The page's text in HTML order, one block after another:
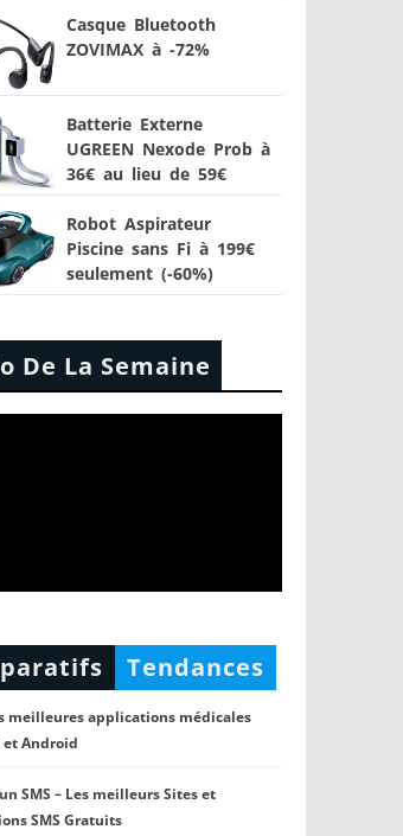
Casque Bluetooth
ZOVIMAX à -72%
Batterie Externe
UGREEN Nexode Prob à
36€ au lieu de 59€
Robot Aspirateur
Piscine sans Fi à 199€
seulement (-60%)
De La Semaine
Tendances
meilleures applications médicales
et Android
SMS – Les meilleurs Sites et
SMS Gratuits